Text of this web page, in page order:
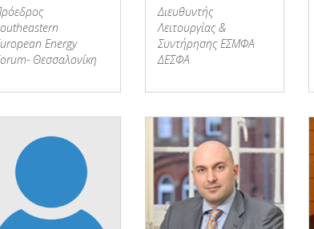
Energy
Θεσσαλονίκη
Διευθυντής
Λειτουργίας &
Συντήρησης ΕΣΜΦΑ
ΔΕΣΦΑ